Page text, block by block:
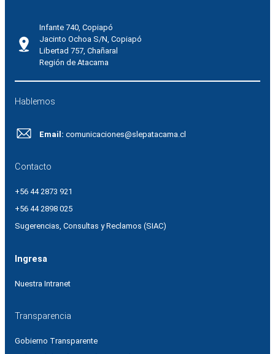
Infante 740, Copiapó
Jacinto Ochoa S/N, Copiapó
Libertad 757, Chañaral
Región de Atacama
Hablemos
Email: comunicaciones@slepatacama.cl
Contacto
+56 44 2873 921
+56 44 2898 025
Sugerencias, Consultas y Reclamos (SIAC)
Ingresa
Nuestra Intranet
Transparencia
Gobierno Transparente